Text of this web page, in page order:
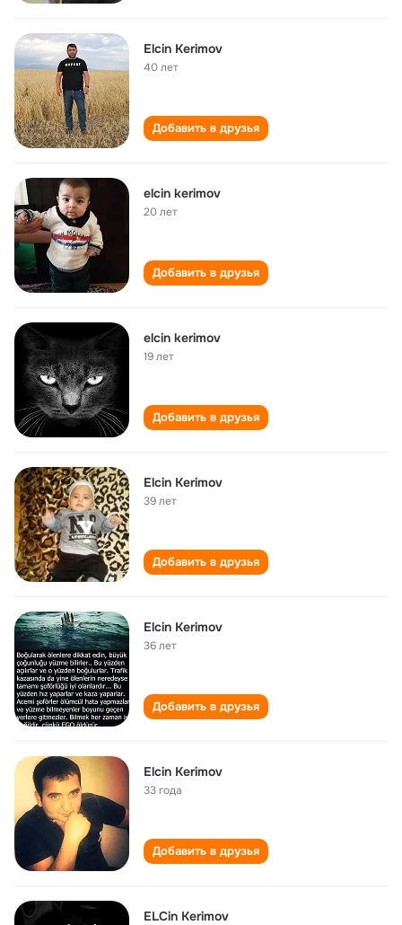
Elcin Kerimov
40 лет
Добавить в друзья
elcin kerimov
20 лет
Добавить в друзья
elcin kerimov
19 лет
Добавить в друзья
Elcin Kerimov
39 лет
Добавить в друзья
Elcin Kerimov
36 лет
Добавить в друзья
Elcin Kerimov
33 года
Добавить в друзья
ELCin Kerimov